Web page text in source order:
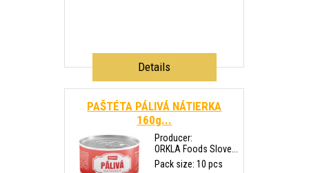
Details
PAŠTÉTA PÁLIVÁ NÁTIERKA
160g...
Producer:
ORKLA Foods Slove...
Pack size: 10 pcs